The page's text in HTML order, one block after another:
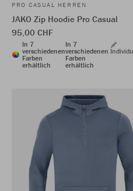
PRO CASUAL HERREN
JAKO Zip Hoodie Pro Casual
95,00 CHF
In 7
verschiedenen
Farben
erhältlich
In 7
verschiedenen
Farben
erhältlich